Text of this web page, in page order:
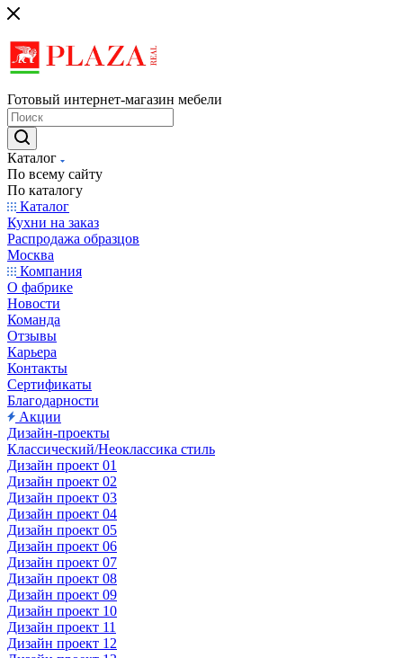
Готовый интернет-магазин мебели
Каталог
По всему сайту
По каталогу
Каталог
Кухни на заказ
Распродажа образцов
Москва
Компания
О фабрике
Новости
Команда
Отзывы
Карьера
Контакты
Сертификаты
Благодарности
Акции
Дизайн-проекты
Классический/Неоклассика стиль
Дизайн проект 01
Дизайн проект 02
Дизайн проект 03
Дизайн проект 04
Дизайн проект 05
Дизайн проект 06
Дизайн проект 07
Дизайн проект 08
Дизайн проект 09
Дизайн проект 10
Дизайн проект 11
Дизайн проект 12